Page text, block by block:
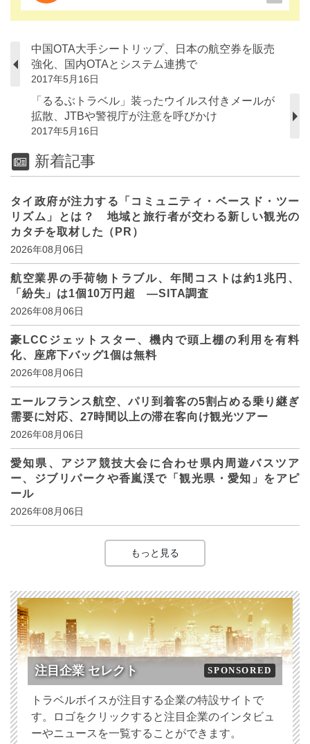
中国OTA大手シートリップ、日本の航空券を販売
強化、国内OTAとシステム連携で
2017年5月16日
「るるぶトラベル」装ったウイルス付きメールが
拡散、JTBや警視庁が注意を呼びかけ
2017年5月16日
新着記事
タイ政府が注力する「コミュニティ・ベースド・ツー
リズム」とは？ 地域と旅行者が交わる新しい観光の
カタチを取材した（PR）
2026年08月06日
航空業界の手荷物トラブル、年間コストは約1兆円、
「紛失」は1個10万円超 ―SITA調査
2026年08月06日
豪LCCジェットスター、機内で頭上棚の利用を有料
化、座席下バッグ1個は無料
2026年08月06日
エールフランス航空、パリ到着客の5割占める乗り継ぎ
需要に対応、27時間以上の滞在客向け観光ツアー
2026年08月06日
愛知県、アジア競技大会に合わせ県内周遊バスツア
ー、ジブリパークや香嵐渓で「観光県・愛知」をアピ
ール
2026年08月06日
もっと見る
注目企業 セレクト SPONSORED
トラベルボイスが注目する企業の特設サイトで
す。ロゴをクリックすると注目企業のインタビュ
ーやニュースを一覧することができます。